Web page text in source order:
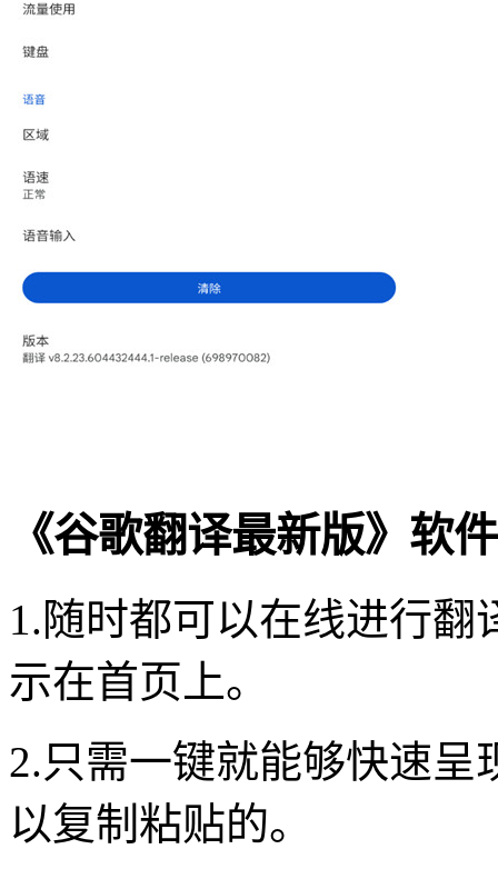
《谷歌翻译最新版》软
1.随时都可以在线进行
示在首页上。
2.只需一键就能够快速
以复制粘贴的。